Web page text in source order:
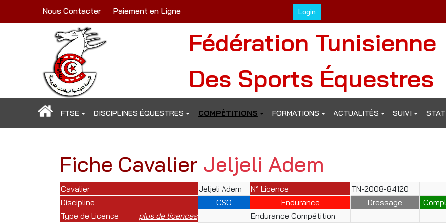
Login
Nous Contacter Paiement en Ligne
Fédération Tunisienne
Des Sports Équestres
FTSE DISCIPLINES ÉQUESTRES COMPÉTITIONS FORMATIONS ACTUALITÉS SUIVI
Fiche Cavalier Jeljeli Adem
Cavalier Jeljeli Adem N° Licence
TN-2008-84120
Discipline
CSO Endurance Dressage
Type de Licence
plus de licences
Endurance Compétition